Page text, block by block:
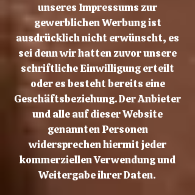
unseres Impressums zur
gewerblichen Werbung ist
ausdrücklich nicht erwünscht, es
sei denn wir hatten zuvor unsere
schriftliche Einwilligung erteilt
oder es besteht bereits eine
Geschäftsbeziehung. Der Anbieter
und alle auf dieser Website
genannten Personen
widersprechen hiermit jeder
kommerziellen Verwendung und
Weitergabe ihrer Daten.